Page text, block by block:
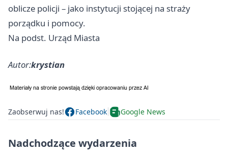
oblicze policji – jako instytucji stojącej na straży
porządku i pomocy.
Na podst. Urząd Miasta
Autor:krystian
Zaobserwuj nas! Facebook Google News
Nadchodzące wydarzenia